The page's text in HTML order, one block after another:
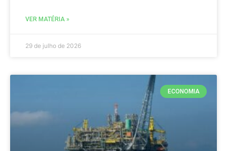
VER MATÉRIA »
29 de julho de 2026
ECONOMIA